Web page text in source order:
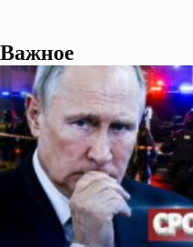
Важное